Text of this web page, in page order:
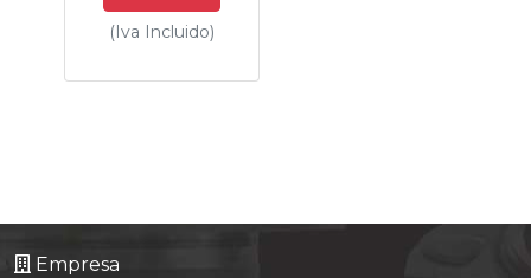
(Iva Incluido)
Empresa